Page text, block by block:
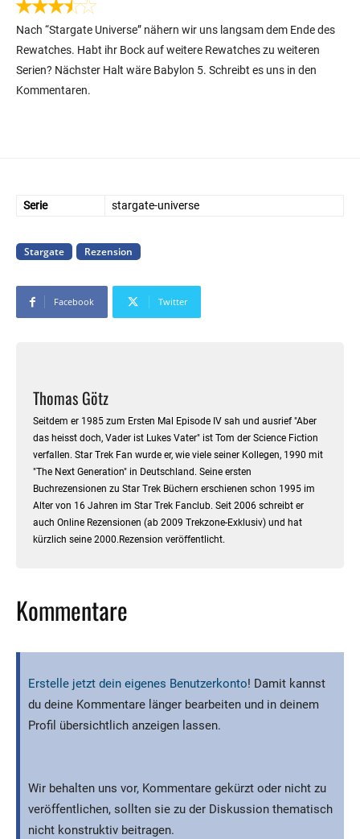
Nach “Stargate Universe” nähern wir uns langsam dem Ende des
Rewatches. Habt ihr Bock auf weitere Rewatches zu weiteren
Serien? Nächster Halt wäre Babylon 5. Schreibt es uns in den
Kommentaren.
Serie stargate-universe
Stargate Rezension
Facebook Twitter
Thomas Götz
Seitdem er 1985 zum Ersten Mal Episode IV sah und ausrief "Aber
das heisst doch, Vader ist Lukes Vater" ist Tom der Science Fiction
verfallen. Star Trek Fan wurde er, wie viele seiner Kollegen, 1990 mit
"The Next Generation" in Deutschland. Seine ersten
Buchrezensionen zu Star Trek Büchern erschienen schon 1995 im
Alter von 16 Jahren im Star Trek Fanclub. Seit 2006 schreibt er
auch Online Rezensionen (ab 2009 Trekzone-Exklusiv) und hat
kürzlich seine 2000.Rezension veröffentlicht.
Kommentare
Erstelle jetzt dein eigenes Benutzerkonto! Damit kannst
du deine Kommentare länger bearbeiten und in deinem
Profil übersichtlich anzeigen lassen.
Wir behalten uns vor, Kommentare gekürzt oder nicht zu
veröffentlichen, sollten sie zu der Diskussion thematisch
nicht konstruktiv beitragen.